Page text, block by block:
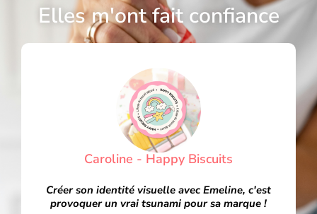
Elles m'ont fait confiance
Caroline - Happy Biscuits
Créer son identité visuelle avec Emeline, c'est
provoquer un vrai tsunami pour sa marque !